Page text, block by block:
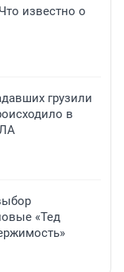
известно о
грузили
в
«Тед